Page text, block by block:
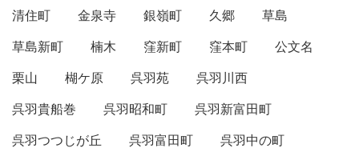
清住町
金泉寺 銀嶺町 久郷
草島
草島新町
楠木 窪新町 窪本町
公文名
栗山
楜ケ原 呉羽苑
呉羽川西
呉羽貴船巻
呉羽昭和町
呉羽新富田町
呉羽つつじが丘
呉羽富田町
呉羽中の町